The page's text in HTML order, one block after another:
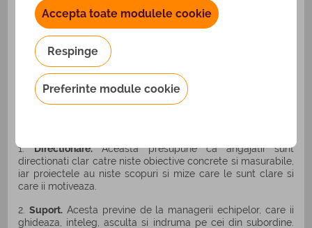
Fundamentele productivitatii
1.Directionare.Aceasta presupune ca angajatii sunt
directionati clar catre niste obiective concrete si masurabile,
iar proiectele au niste scopuri si mize care le sunt clare si
care ii motiveaza.
2.Suport. Acesta previne de la managerii echipelor, care ii
ghideaza, inteleg, asculta si indruma pe cei din subordine.
Accepta toate modulele cookie
Respinge
Preferinte module cookie